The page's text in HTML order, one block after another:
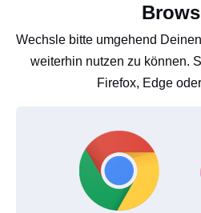
Wechsle bitte umgehend
weiterhin nutzen zu können.
Firefox, Edge